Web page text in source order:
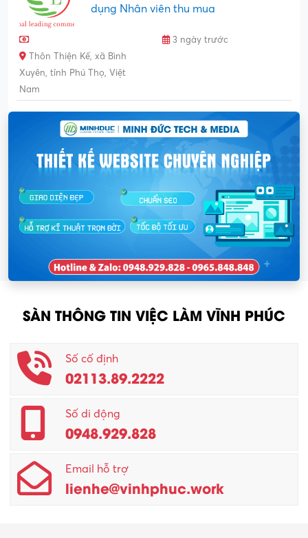
dụng Nhân viên thu mua
3 ngày trước
Thôn Thiện Kế, xã Bình
Xuyên, tỉnh Phú Thọ, Việt
Nam
SÀN THÔNG TIN VIỆC LÀM VĨNH PHÚC
Số cố định
02113.89.2222
Số di động
0948.929.828
Email hỗ trợ
lienhe@vinhphuc.work